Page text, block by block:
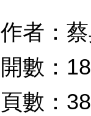
作者：
開數：18
頁數：